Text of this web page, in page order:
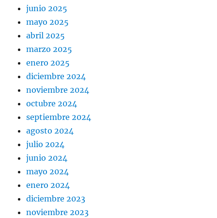
junio 2025
mayo 2025
abril 2025
marzo 2025
enero 2025
diciembre 2024
noviembre 2024
octubre 2024
septiembre 2024
agosto 2024
julio 2024
junio 2024
mayo 2024
enero 2024
diciembre 2023
noviembre 2023